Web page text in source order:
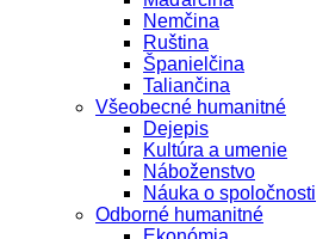
Nemčina
Ruština
Španielčina
Taliančina
Všeobecné humanitné
Dejepis
Kultúra a umenie
Náboženstvo
Náuka o spoločnosti
Odborné humanitné